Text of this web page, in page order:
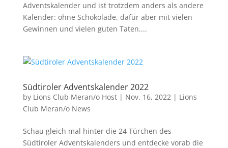
Adventskalender und ist trotzdem anders als andere
Kalender: ohne Schokolade, dafür aber mit vielen
Gewinnen und vielen guten Taten....
Südtiroler Adventskalender 2022
by Lions Club Meran/o Host| Nov. 16, 2022| Lions
Club Meran/o News
Schau gleich mal hinter die 24 Türchen des
Südtiroler Adventskalenders und entdecke vorab die